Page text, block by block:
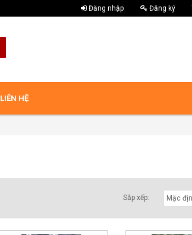
Đăng nhập Đăng ký
LIÊN HỆ
Sắp xếp: